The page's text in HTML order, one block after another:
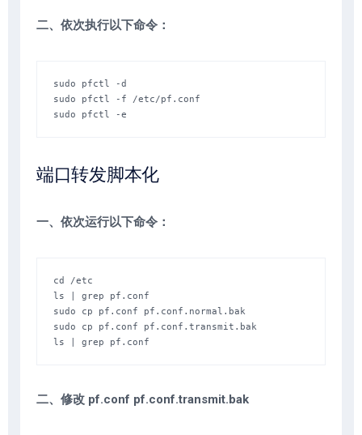
二、依次执行以下命令：
sudo pfctl -d
sudo pfctl -f /etc/pf.conf
sudo pfctl -e
端口转发脚本化
一、依次运行以下命令：
cd /etc
ls | grep pf.conf
sudo cp pf.conf pf.conf.normal.bak
sudo cp pf.conf pf.conf.transmit.bak
ls | grep pf.conf
二、修改 pf.conf pf.conf.transmit.bak